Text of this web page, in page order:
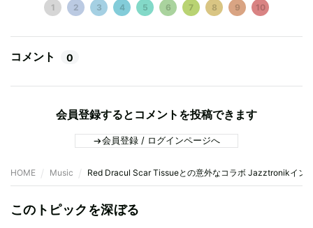
1 2 3 4 5 6 7 8 9 10
コメント 0
会員登録するとコメントを投稿できます
会員登録 / ログインページへ
HOME Music Red Dracul Scar Tissueとの意外なコラボ Jazztronikイン
このトピックを深ぼる